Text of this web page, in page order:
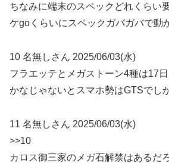
ちなみに端末のスペックどれくらい
ケgoくらいにスペックガバガバで動
10 名無しさん 2025/06/03(水)
フラエッテとメガストーン4種は17
かなじゃないとスマホ勢はGTSでし
11 名無しさん 2025/06/03(水)
>>10
カロス御三家のメガ石解禁はあるだ